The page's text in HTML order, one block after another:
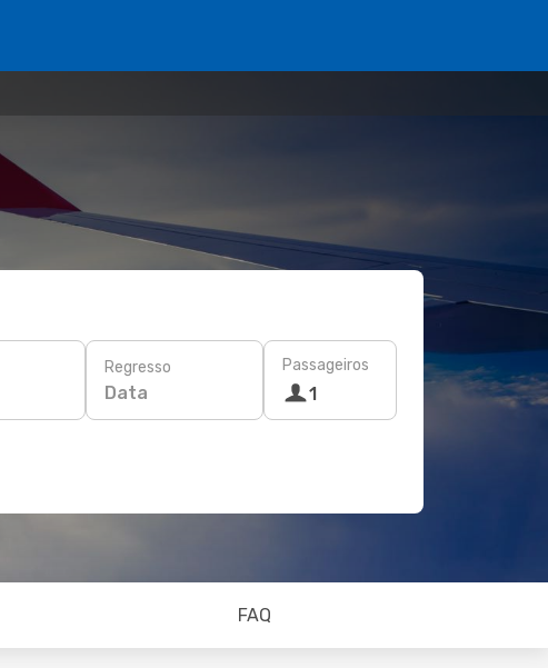
Regresso
Data
Passageiros
1
FAQ